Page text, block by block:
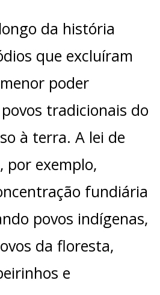
da história
que excluíram
poder
tradicionais do
à terra. A lei de
por exemplo,
fundiária
povos indígenas,
da floresta,
e